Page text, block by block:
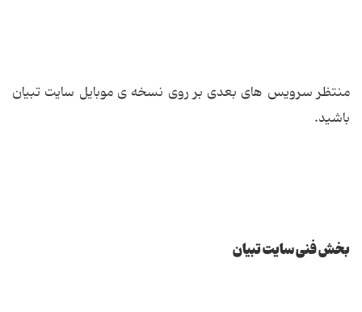
منتظر سرویس های بعدی بر روی نسخه ی موبایل سایت تبیان
باشید.
بخش فنی سایت تبیان